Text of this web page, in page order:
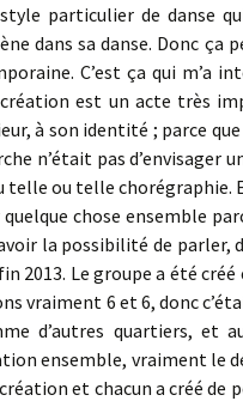
particulier de danse
dans sa danse. Donc
C’est ça qui m’a
est un acte très
à son identité ; parce
n’était pas
telle ou telle chorégraphie.
quelque chose ensemble
la possibilité de parler,
2013. Le groupe a été
vraiment 6 et 6, donc
d’autres quartiers, et
ensemble, vraiment le
et chacun a créé de